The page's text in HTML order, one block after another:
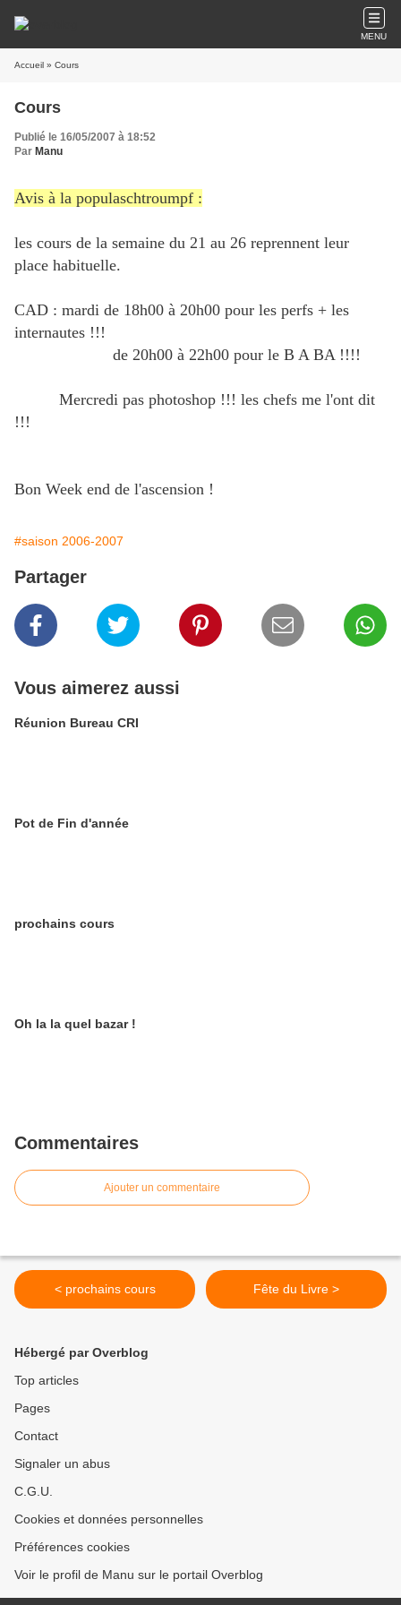
MENU
Accueil » Cours
Cours
Publié le 16/05/2007 à 18:52
Par Manu
Avis à la populaschtroumpf :
les cours de la semaine du 21 au 26 reprennent leur
place habituelle.
CAD : mardi de 18h00 à 20h00 pour les perfs + les
internautes !!!
de 20h00 à 22h00 pour le B A BA !!!!
Mercredi pas photoshop !!! les chefs me l'ont dit
!!!
Bon Week end de l'ascension !
#saison 2006-2007
Partager
Vous aimerez aussi
Réunion Bureau CRI
Pot de Fin d'année
prochains cours
Oh la la quel bazar !
Commentaires
Ajouter un commentaire
< prochains cours Fête du Livre >
Hébergé par Overblog
Top articles
Pages
Contact
Signaler un abus
C.G.U.
Cookies et données personnelles
Préférences cookies
Voir le profil de Manu sur le portail Overblog